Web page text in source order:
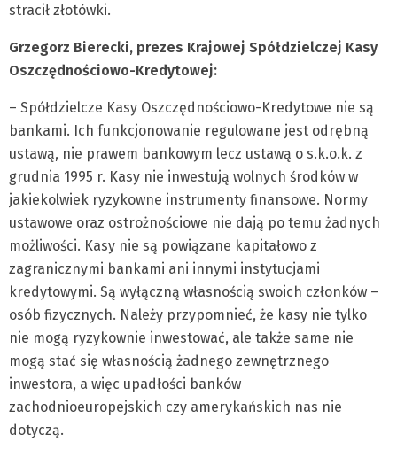
stracił złotówki.
Grzegorz Bierecki, prezes Krajowej Spółdzielczej Kasy
Oszczędnościowo-Kredytowej:
– Spółdzielcze Kasy Oszczędnościowo-Kredytowe nie są
bankami. Ich funkcjonowanie regulowane jest odrębną
ustawą, nie prawem bankowym lecz ustawą o s.k.o.k. z
grudnia 1995 r. Kasy nie inwestują wolnych środków w
jakiekolwiek ryzykowne instrumenty finansowe. Normy
ustawowe oraz ostrożnościowe nie dają po temu żadnych
możliwości. Kasy nie są powiązane kapitałowo z
zagranicznymi bankami ani innymi instytucjami
kredytowymi. Są wyłączną własnością swoich członków –
osób fizycznych. Należy przypomnieć, że kasy nie tylko
nie mogą ryzykownie inwestować, ale także same nie
mogą stać się własnością żadnego zewnętrznego
inwestora, a więc upadłości banków
zachodnioeuropejskich czy amerykańskich nas nie
dotyczą.